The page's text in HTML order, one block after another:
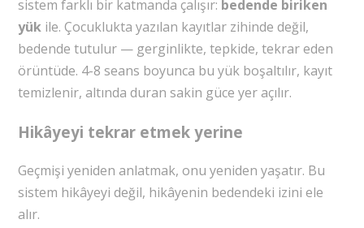
sistem farklı bir katmanda çalışır: bedende biriken
yükile. Çocuklukta yazılan kayıtlar zihinde değil,
bedende tutulur — gerginlikte, tepkide, tekrar eden
örüntüde. 4-8 seans boyunca bu yük boşaltılır, kayıt
temizlenir, altında duran sakin güce yer açılır.
Hikâyeyi tekrar etmek yerine
Geçmişi yeniden anlatmak, onu yeniden yaşatır. Bu
sistem hikâyeyi değil, hikâyenin bedendeki izini ele
alır.